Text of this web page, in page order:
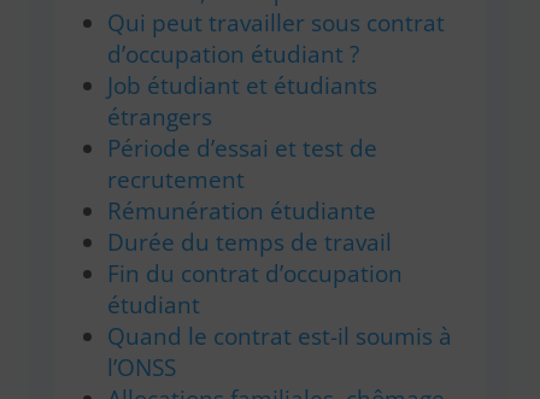
Qui peut travailler sous contrat
d’occupation étudiant ?
Job étudiant et étudiants
étrangers
Période d’essai et test de
recrutement
Rémunération étudiante
Durée du temps de travail
Fin du contrat d’occupation
étudiant
Quand le contrat est-il soumis à
l’ONSS